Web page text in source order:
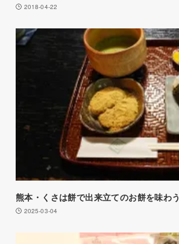
2018-04-22
熊本・くさは餅で出来立てのお餅を味わう
2025-03-04